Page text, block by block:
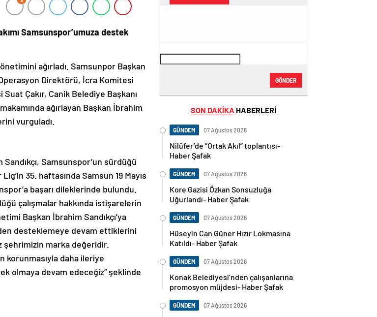
Samsunspor’umuza destek
ağırladı. Samsunpor Başkan
Direktörü, İcra Komitesi
Çakır, Canik Belediye Başkanı
ağırlayan Başkan İbrahim
vurguladı.
Samsunspor’un sürdüğü
35. haftasında Samsun 19 Mayıs
başarı dileklerinde bulundu.
çalışmalar hakkında istişarelerin
Başkan İbrahim Sandıkçı’ya
desteklemeye devam ettiklerini
şehrimizin marka değeridir.
daha ileriye
olmaya devam edeceğiz” şeklinde
GÖNDER
SON DAKİKA HABERLERİ
GÜNDEM 07 Ağustos 2026
Nilüfer’de “Ortak Akıl” toplantısı-
Haber Şafak
GÜNDEM 07 Ağustos 2026
Kore Gazisi Özkan Sonsuzluğa
Uğurlandı- Haber Şafak
GÜNDEM 07 Ağustos 2026
Hüseyin Can Güner Hızır Lokmasına
Katıldı- Haber Şafak
GÜNDEM 07 Ağustos 2026
Konak Belediyesi’nden çalışanlarına
promosyon müjdesi- Haber Şafak
GÜNDEM 07 Ağustos 2026